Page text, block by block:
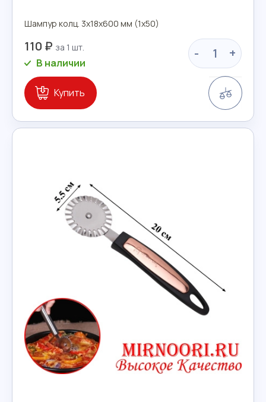
Шампур колц. 3х18х600 мм (1х50)
110 ₽ - +
В наличии
Купить